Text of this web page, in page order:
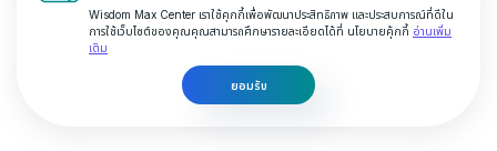
Privacy & PolicyTerms and Conditions
Wisdom Max Center เราใช้คุกกี้เพื่อพัฒนาประสิทธิภาพ และประสบการณ์ที่ดีใน
การใช้เว็บไซต์ของคุณคุณสามารถศึกษารายละเอียดได้ที่ นโยบายคุ้กกี้ อ่านเพิ่ม
เติม
ยอมรับ